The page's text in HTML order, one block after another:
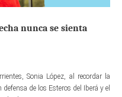
nunca se sienta
Sonia López, al recordar la
de los Esteros del Iberá y el